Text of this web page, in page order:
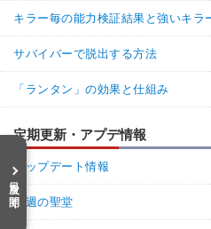
>>22
さようなら✋
終始隠密してハッチ狙いする鯖を
ナーフするならば同時にこいつも
率ですわ
目次を開く
キラー毎の能力検証結果と強いキラ
サバイバーで脱出する方法
「ランタン」の効果と仕組み
定期更新・アプデ情報
アップデート情報
今週の聖堂